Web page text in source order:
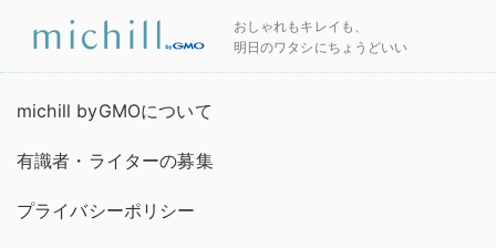
おしゃれもキレイも、
明日のワタシにちょうどいい
michill byGMOについて
有識者・ライターの募集
プライバシーポリシー